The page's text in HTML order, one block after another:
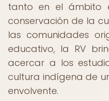
tanto en el ámbito
conservación de la
las comunidades
educativo, la RV
acercar a los
cultura indígena de
envolvente.